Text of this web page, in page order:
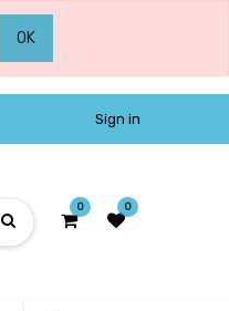
OK
Sign in
0 0